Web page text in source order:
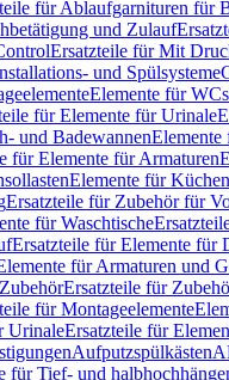
für Ablaufgarnituren für
und Zulauf
Ersatzteile für Mit
und Spülsysteme
Elemente für WCs
für Elemente für Urinale
und BadewannenElemente
für Elemente für Armaturen
Elemente für
Ersatzteile für Zubehör für
für Waschtische
Ersatzteile für Elemente für
für Armaturen und
ZubehörErsatzteile für
für Montageelemente
UrinaleErsatzteile für
Aufputzspülkästen
für Tief- und